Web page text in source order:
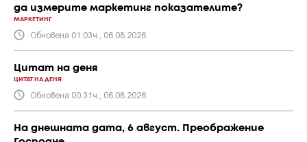
да измерите маркетинг показателите?
МАРКЕТИНГ
Обновена 01:03ч., 06.08.2026
Цитат на деня
ЦИТАТ НА ДЕНЯ
Обновена 00:31ч., 06.08.2026
На днешната дата, 6 август. Преображение